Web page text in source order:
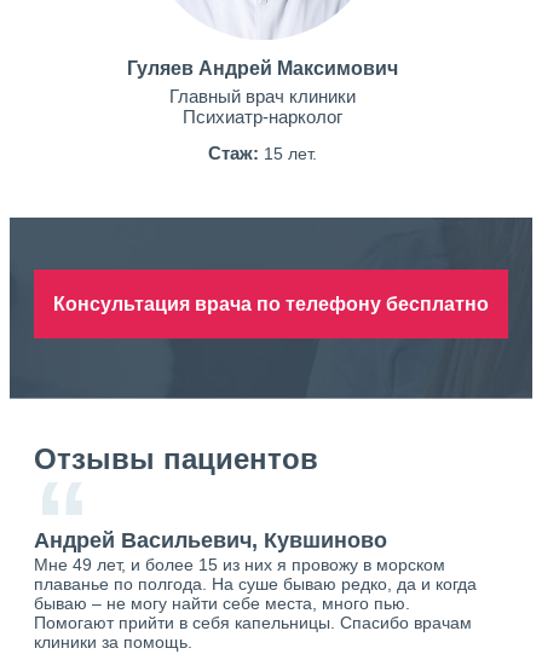
Гуляев Андрей Максимович
Главный врач клиники
Психиатр-нарколог
Стаж: 15 лет.
Консультация врача по телефону бесплатно
Отзывы пациентов
“
Андрей Васильевич, Кувшиново
Мне 49 лет, и более 15 из них я провожу в морском
плаванье по полгода. На суше бываю редко, да и когда
бываю – не могу найти себе места, много пью.
Помогают прийти в себя капельницы. Спасибо врачам
клиники за помощь.